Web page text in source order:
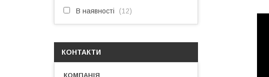
В наявності 12
КОНТАКТИ